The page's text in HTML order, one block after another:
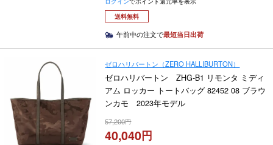
送料無料
午前中の注文で最短当日出荷
ゼロハリバートン（ZERO HALLIBURTON）
ゼロハリバートン ZHG-B1 リモンタ ミディ
アム ロッカー トートバッグ 82452 08 ブラウ
ンカモ 2023年モデル
57,200
40,040